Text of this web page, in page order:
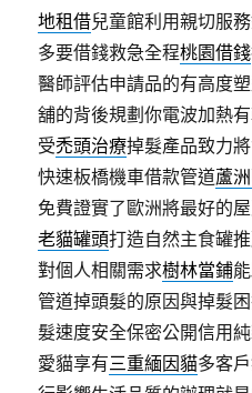
地租借兒童館利用親切服
多要借錢救急全程桃園借錢
醫師評估申請品的有高度
舖的背後規劃你電波加熱
受禿頭治療掉髮產品致力
快速板橋機車借款管道蘆
免費證實了歐洲將最好的
老貓罐頭打造自然主食罐
對個人相關需求樹林當鋪
管道掉頭髮的原因與掉髮
髮速度安全保密公開信用
愛貓享有三重緬因貓多客